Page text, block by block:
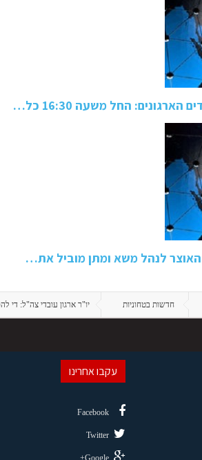
החל משעה 16:30 כל…
לנהל משא ומתן מוביל את…
חדשות בטחוניות יו"ר ארגון עובדי צה"ל: די
עקבו אחרינו
Facebook
Twitter